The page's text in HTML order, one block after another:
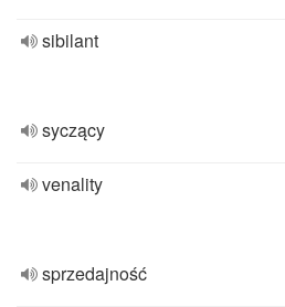
sibilant
syczący
venality
sprzedajność